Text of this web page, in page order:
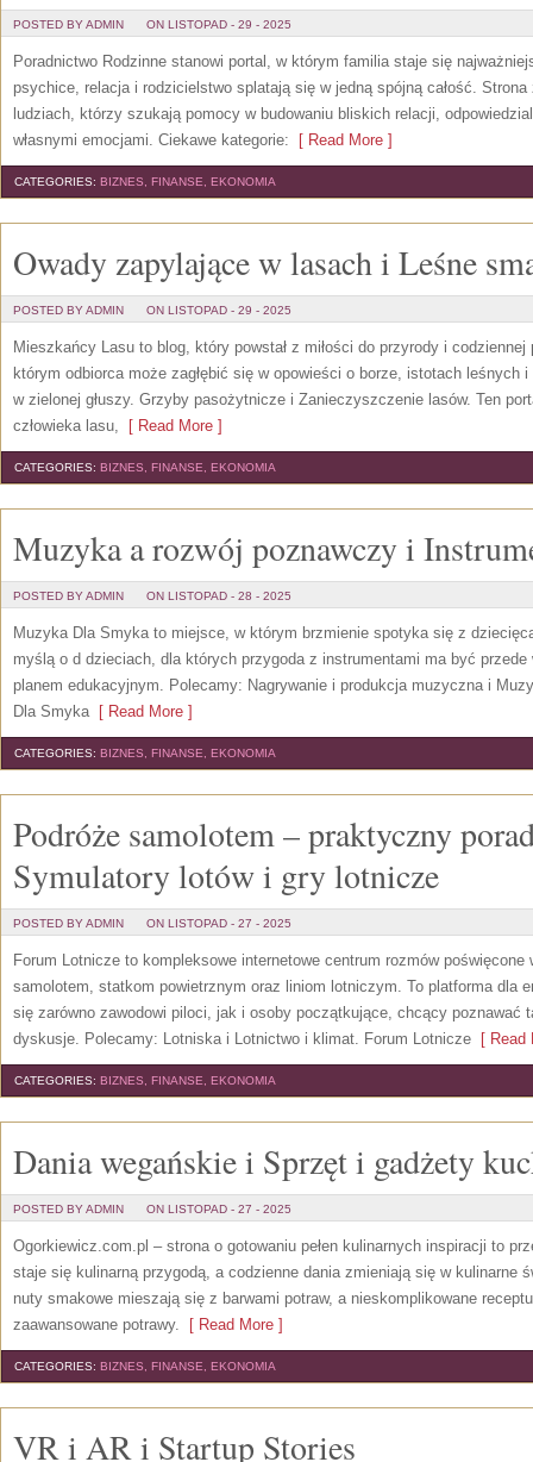
POSTED BY ADMIN ON LISTOPAD - 29 - 2025
Poradnictwo Rodzinne stanowi portal, w którym familia staje się
psychice, relacja i rodzicielstwo splatają się w jedną spójną całość.
ludziach, którzy szukają pomocy w budowaniu bliskich relacji,
własnymi emocjami. Ciekawe kategorie: [ Read More ]
CATEGORIES: BIZNES, FINANSE, EKONOMIA
Owady zapylające w lasach i Leśne
POSTED BY ADMIN ON LISTOPAD - 29 - 2025
Mieszkańcy Lasu to blog, który powstał z miłości do przyrody i
którym odbiorca może zagłębić się w opowieści o borze, istotach leśnych
w zielonej głuszy. Grzyby pasożytnicze i Zanieczyszczenie lasów. Ten
człowieka lasu, [ Read More ]
CATEGORIES: BIZNES, FINANSE, EKONOMIA
Muzyka a rozwój poznawczy i
POSTED BY ADMIN ON LISTOPAD - 28 - 2025
Muzyka Dla Smyka to miejsce, w którym brzmienie spotyka się z
myślą o d dzieciach, dla których przygoda z instrumentami ma być
planem edukacyjnym. Polecamy: Nagrywanie i produkcja muzyczna i
Dla Smyka[ Read More ]
CATEGORIES: BIZNES, FINANSE, EKONOMIA
Podróże samolotem – praktyczny
Symulatory lotów i gry lotnicze
POSTED BY ADMIN ON LISTOPAD - 27 - 2025
Forum Lotnicze to kompleksowe internetowe centrum rozmów
samolotem, statkom powietrznym oraz liniom lotniczym. To platforma dla
się zarówno zawodowi piloci, jak i osoby początkujące, chcący poznawać
dyskusje. Polecamy: Lotniska i Lotnictwo i klimat. Forum Lotnicze [ Read
CATEGORIES: BIZNES, FINANSE, EKONOMIA
Dania wegańskie i Sprzęt i gadżety
POSTED BY ADMIN ON LISTOPAD - 27 - 2025
Ogorkiewicz.com.pl – strona o gotowaniu pełen kulinarnych inspiracji to
staje się kulinarną przygodą, a codzienne dania zmieniają się w kulinarne
nuty smakowe mieszają się z barwami potraw, a nieskomplikowane
zaawansowane potrawy. [ Read More ]
CATEGORIES: BIZNES, FINANSE, EKONOMIA
VR i AR i Startup Stories